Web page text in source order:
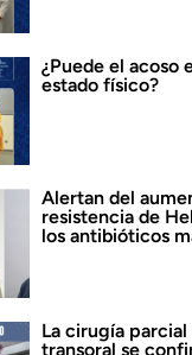
¿Puede el acoso
estado físico?
Alertan del
resistencia de
los antibióticos
La cirugía
transoral se